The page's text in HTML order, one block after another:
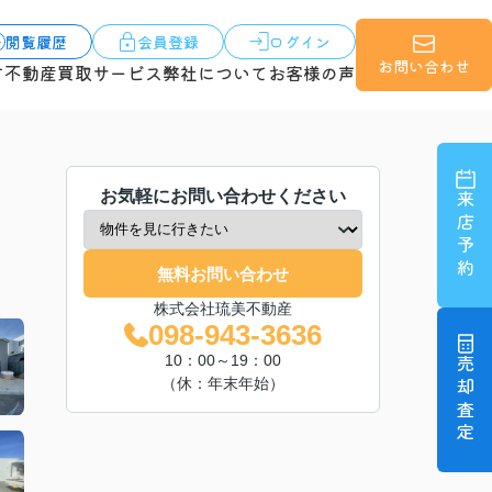
閲覧履歴 会員登録 ログイン
不動産買取サービス弊社について お客様の声 お問い合わせ
来店予約
売却査定
お気軽にお問い合わせください
無料お問い合わせ
株式会社琉美不動産
098-943-3636
10：00～19：00
（休：年末年始）